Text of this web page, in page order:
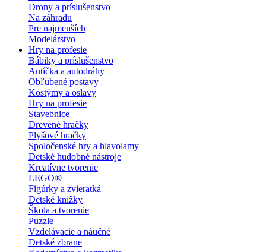
Drony a príslušenstvo
Na záhradu
Pre najmenších
Modelárstvo
Hry na profesie
Bábiky a príslušenstvo
Autíčka a autodráhy
Obľubené postavy
Kostýmy a oslavy
Hry na profesie
Stavebnice
Drevené hračky
Plyšové hračky
Spoločenské hry a hlavolamy
Detské hudobné nástroje
Kreatívne tvorenie
LEGO®
Figúrky a zvieratká
Detské knižky
Škola a tvorenie
Puzzle
Vzdelávacie a náučné
Detské zbrane